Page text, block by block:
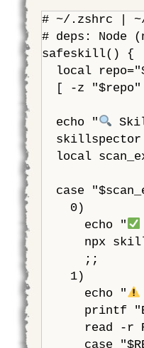
# ~/.zshrc |
# deps:
safeskill() {
local
[ -z
  echo "
local
case
    0)
      echo "
npx
      ;;
    1)
      echo "
printf
read -r
case